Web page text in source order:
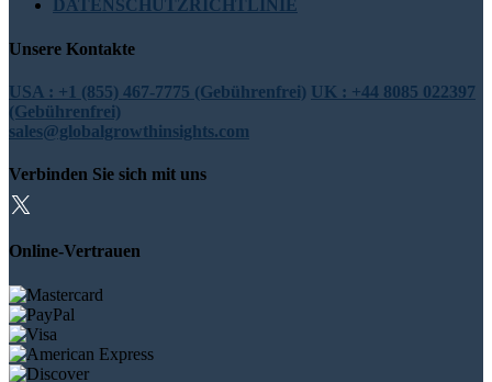
DATENSCHUTZRICHTLINIE
Unsere Kontakte
USA : +1 (855) 467-7775 (Gebührenfrei) UK : +44 8085 022397
(Gebührenfrei)
sales@globalgrowthinsights.com
Verbinden Sie sich mit uns
Online-Vertrauen